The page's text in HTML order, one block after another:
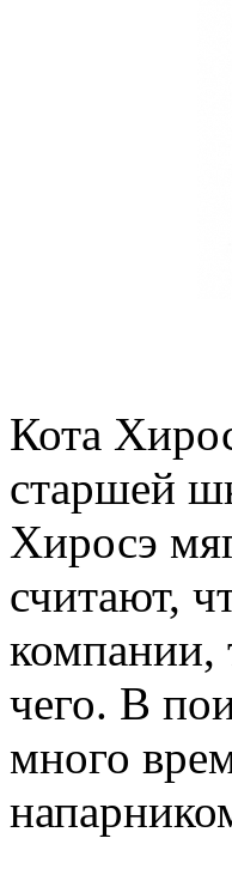
Кота
старшей
Хиросэ
считают,
компании,
чего. В
много